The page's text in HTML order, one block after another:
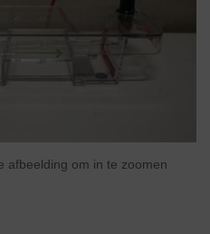
afbeelding om in te zoomen